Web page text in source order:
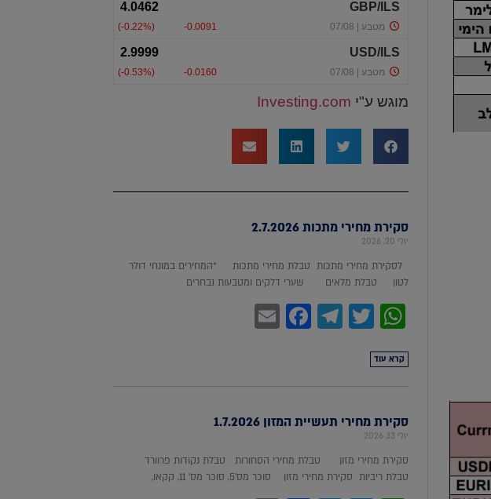
מוגש ע"י Investing.com
סקירת מחירי מתכות 2.7.2026
יולי 20, 2026
לסקירת מחירי מתכות טבלת מחירי מתכות *המחירים במונחי דולר
לטון טבלת מלאים שערי דלקים ומטבעות נבחרים
WhatsApp
Twitter
Telegram
Facebook
Email
קרא עוד
סקירת מחירי תעשיית המזון 1.7.2026
יולי 13, 2026
סקירת מחירי מזון טבלת מחירי הסחורות טבלת נקודות פרוורד
טבלת ריביות סקירת מחירי מזון סוכר מס'5, סוכר מס' 11, קקאו,